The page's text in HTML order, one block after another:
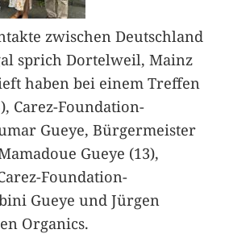
zwischen Deutschland
sprich Dortelweil, Mainz
haben bei einem Treffen
Carez-Foundation-
Gueye, Bürgermeister
Gueye (13),
Foundation-
Gueye und Jürgen
Organics.